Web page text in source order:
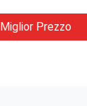
Miglior Prezzo